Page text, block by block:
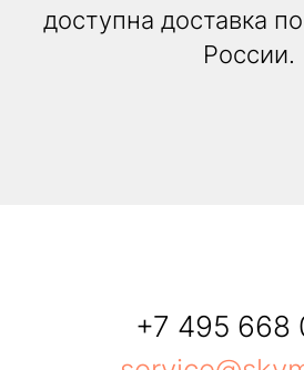
доступна доставка
России.
+7 495 668